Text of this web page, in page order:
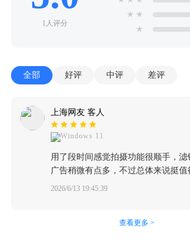
1人评分
★ ★
★
全部 好评 中评 差评
上海网友 客人
Windows 11
用了段时间感觉拍摄功能很顺手，
广告稍微有点多，不过总体来说挺值
2026/6/13 19:45:39
查看更多 >